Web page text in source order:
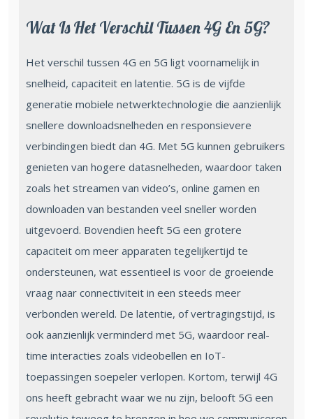
Wat Is Het Verschil Tussen 4G En 5G?
Het verschil tussen 4G en 5G ligt voornamelijk in
snelheid, capaciteit en latentie. 5G is de vijfde
generatie mobiele netwerktechnologie die aanzienlijk
snellere downloadsnelheden en responsievere
verbindingen biedt dan 4G. Met 5G kunnen gebruikers
genieten van hogere datasnelheden, waardoor taken
zoals het streamen van video’s, online gamen en
downloaden van bestanden veel sneller worden
uitgevoerd. Bovendien heeft 5G een grotere
capaciteit om meer apparaten tegelijkertijd te
ondersteunen, wat essentieel is voor de groeiende
vraag naar connectiviteit in een steeds meer
verbonden wereld. De latentie, of vertragingstijd, is
ook aanzienlijk verminderd met 5G, waardoor real-
time interacties zoals videobellen en IoT-
toepassingen soepeler verlopen. Kortom, terwijl 4G
ons heeft gebracht waar we nu zijn, belooft 5G een